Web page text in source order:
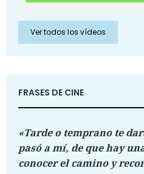
Ver todos los vídeos
FRASES DE CINE
«Tarde o temprano te
pasó a mí, de que hay
conocer el camino y